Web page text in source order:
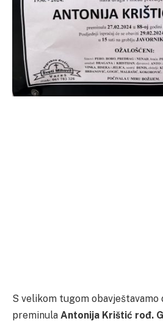
S velikom tugom obavještavamo
preminula Antonija Krištić rođ.